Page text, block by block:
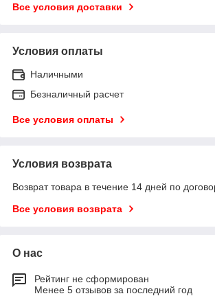
Все условия доставки
Условия оплаты
Наличными
Безналичный расчет
Все условия оплаты
Условия возврата
Возврат товара в течение 14 дней по
Все условия возврата
О нас
Рейтинг не сформирован
Менее 5 отзывов за последний год